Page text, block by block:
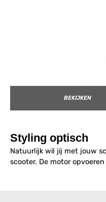
BEKIJKEN
Styling optisch
Natuurlijk wil jij met jouw
scooter. De motor